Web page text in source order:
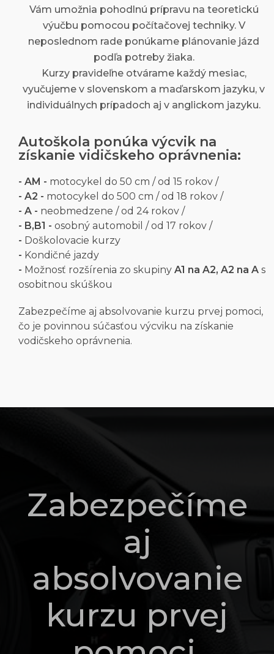
Vám umožnia pohodlnú prípravu na teoretickú
výučbu pomocou počítačovej techniky. V
neposlednom rade ponúkame plánovanie jázd
podľa potreby žiaka.
Kurzy pravideľne otvárame každý mesiac,
vyučujeme v slovenskom a maďarskom jazyku, v
individuálnych prípadoch aj v anglickom jazyku.
Autoškola ponúka výcvik na
získanie vidičskeho oprávnenia:
- AM - motocykel do 50 cm / od 15 rokov /
- A2 - motocykel do 500 cm / od 18 rokov /
- A - neobmedzene / od 24 rokov /
- B,B1 - osobný automobil / od 17 rokov /
- Doškolovacie kurzy
- Kondičné jazdy
- Možnosť rozšírenia zo skupiny A1 na A2, A2 na A s
osobitnou skúškou
Zabezpečíme aj absolvovanie kurzu prvej pomoci,
čo je povinnou súčasťou výcviku na získanie
vodičskeho oprávnenia.
Zabezpečíme
aj
absolvovanie
kurzu prvej